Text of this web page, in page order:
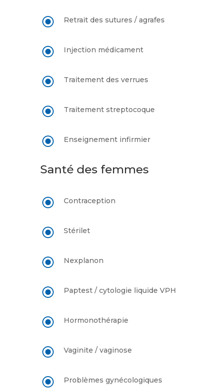
\ Retrait des sutures / agrafes
\ Injection médicament
\ Traitement des verrues
\ Traitement streptocoque
\ Enseignement infirmier
Santé des femmes
\ Contraception
\ Stérilet
\ Nexplanon
\ Paptest / cytologie liquide VPH
\ Hormonothérapie
\ Vaginite / vaginose
\ Problèmes gynécologiques